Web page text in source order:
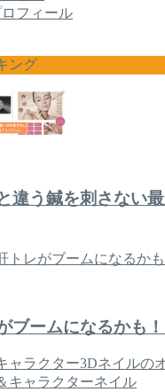
フィール
ング
違う鍼を刺さない
ブームになるかも！